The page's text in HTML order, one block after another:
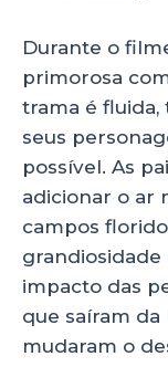
Durante o
primorosa
trama é
seus
possível. As
adicionar o ar
campos
impacto das
que saíram da
mudaram o